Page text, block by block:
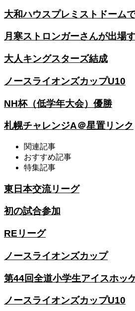
大和ハウスプレミストドーム
月寒ストロンガーさんが出場
大人キングスターズ結成
ノースライオンズカップU10
NH杯（低学年大会）優勝
札幌チャレンジA＠星置リンク
関連記事
おすすめ記事
特集記事
東日本交流リーグ
初の試合参加
REリーグ
ノースライオンズカップ
第44回全道小学生アイスホッ
ノースライオンズカップU10